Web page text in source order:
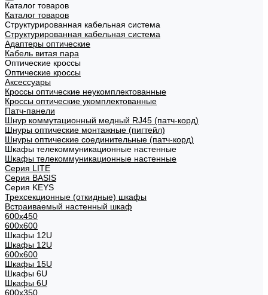
Каталог товаров
Каталог товаров
Структурированная кабельная система
Структурированная кабельная система
Адаптеры оптические
Кабель витая пара
Оптические кроссы
Оптические кроссы
Аксессуары
Кроссы оптические неукомплектованные
Кроссы оптические укомплектованные
Патч-панели
Шнур коммутационный медный RJ45 (патч-корд)
Шнуры оптические монтажные (пигтейл)
Шнуры оптические соединительные (патч-корд)
Шкафы телекоммуникационные настенные
Шкафы телекоммуникационные настенные
Cерия LITE
Cерия BASIS
Cерия KEYS
Трехсекционные (откидные) шкафы
Встраиваемый настенный шкаф
600x450
600x600
Шкафы 12U
Шкафы 12U
600x600
Шкафы 15U
Шкафы 6U
Шкафы 6U
600x350